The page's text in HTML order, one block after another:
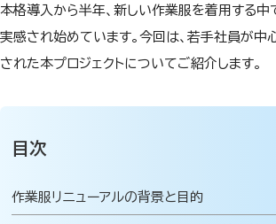
本格導入から半年、新しい作業服を着用する中
実感され始めています。今回は、若手社員が中
された本プロジェクトについてご紹介します。
目次
作業服リニューアルの背景と目的